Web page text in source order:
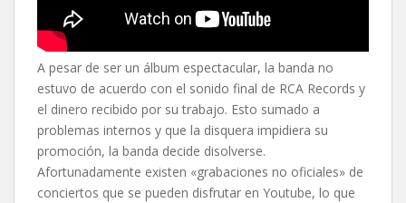
A pesar de ser un álbum espectacular, la banda no
estuvo de acuerdo con el sonido final de RCA Records y
el dinero recibido por su trabajo. Esto sumado a
problemas internos y que la disquera impidiera su
promoción, la banda decide disolverse.
Afortunadamente existen «grabaciones no oficiales» de
conciertos que se pueden disfrutar en Youtube, lo que